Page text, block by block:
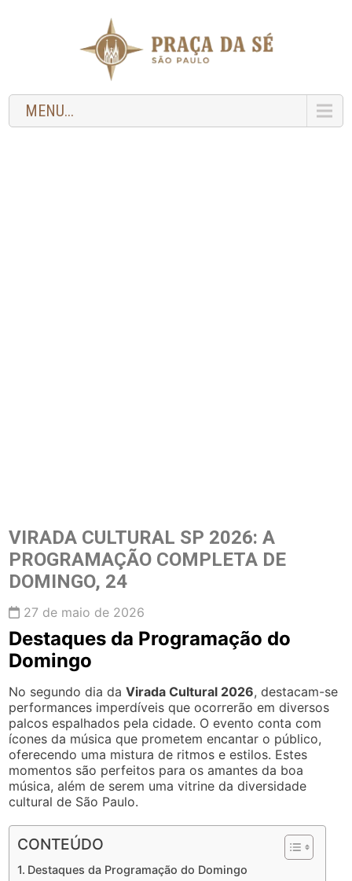
MENU...
VIRADA CULTURAL SP 2026: A
PROGRAMAÇÃO COMPLETA DE
DOMINGO, 24
27 de maio de 2026
Destaques da Programação do
Domingo
No segundo dia daVirada Cultural 2026, destacam-se
performances imperdíveis que ocorrerão em diversos
palcos espalhados pela cidade. O evento conta com
ícones da música que prometem encantar o público,
oferecendo uma mistura de ritmos e estilos. Estes
momentos são perfeitos para os amantes da boa
música, além de serem uma vitrine da diversidade
cultural de São Paulo.
CONTEÚDO
Destaques da Programação do Domingo